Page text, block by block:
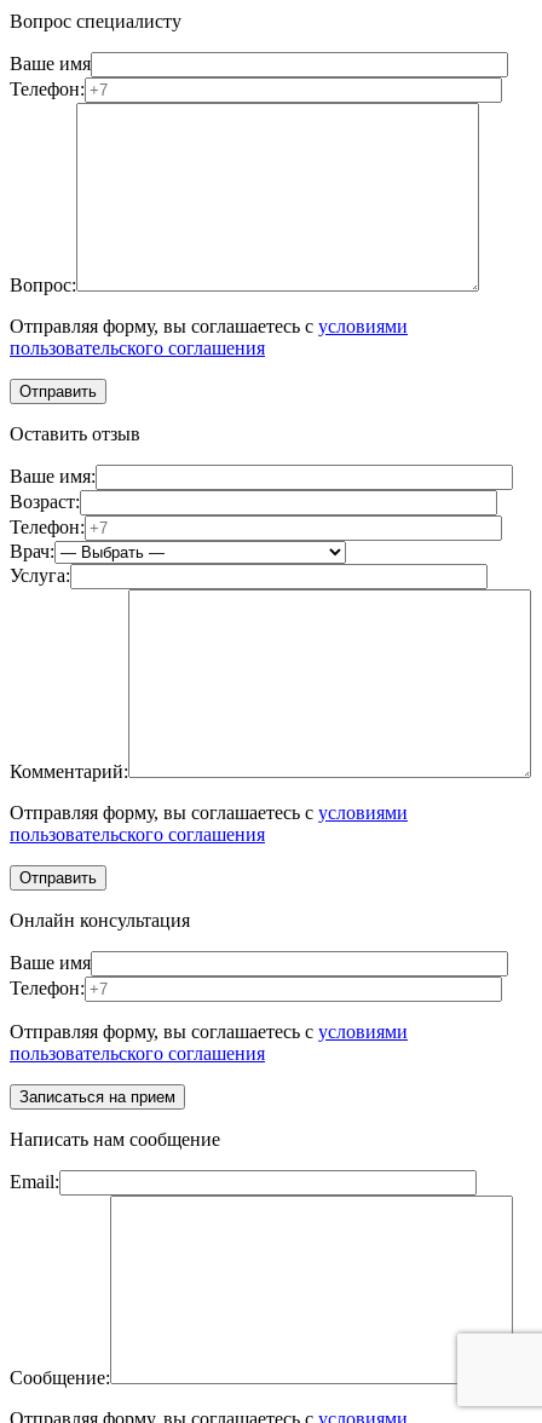
Вопрос специалисту
Ваше имя
Телефон:
Вопрос:
Отправляя форму, вы соглашаетесь с условиями
пользовательского соглашения
Оставить отзыв
Ваше имя:
Возраст:
Телефон:
Врач:
Услуга:
Комментарий:
Отправляя форму, вы соглашаетесь с условиями
пользовательского соглашения
Онлайн консультация
Ваше имя
Телефон:
Отправляя форму, вы соглашаетесь с условиями
пользовательского соглашения
Написать нам сообщение
Email:
Сообщение:
Отправляя форму, вы соглашаетесь с условиями